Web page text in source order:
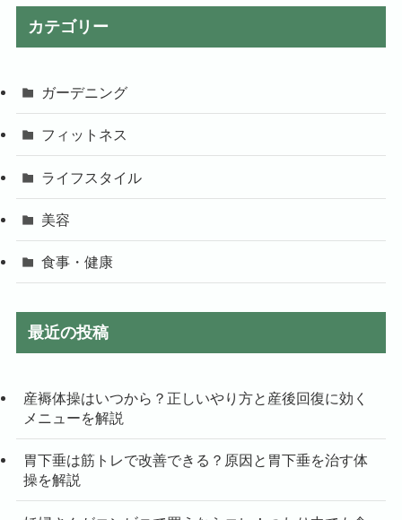
カテゴリー
ガーデニング
フィットネス
ライフスタイル
美容
食事・健康
最近の投稿
産褥体操はいつから？正しいやり方と産後回復に効く
メニューを解説
胃下垂は筋トレで改善できる？原因と胃下垂を治す体
操を解説